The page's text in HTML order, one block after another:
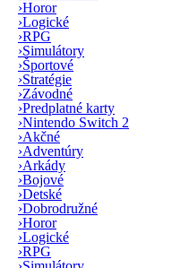
›Horor
›Logické
›RPG
›Simulátory
›Športové
›Stratégie
›Závodné
›Predplatné karty
›Nintendo Switch 2
›Akčné
›Adventúry
›Arkády
›Bojové
›Detské
›Dobrodružné
›Horor
›Logické
›RPG